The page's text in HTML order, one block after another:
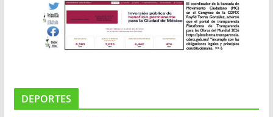
DEPORTES